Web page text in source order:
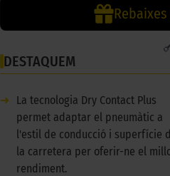
DESTAQUEM
➜
La tecnologia Dry Contact Plus
permet adaptar el pneumàtic a
l'estil de conducció i superfície
la carretera per oferir-ne el
rendiment.